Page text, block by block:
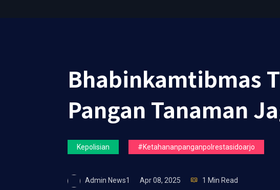
Bhabinkamtibmas
Pangan Tanaman
Kepolisian #ketahananpanganpolrestasidoarjo
Admin News1 Apr 08, 2025 1 Min Read